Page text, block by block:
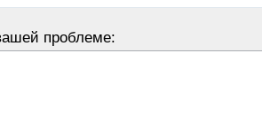
проблеме: